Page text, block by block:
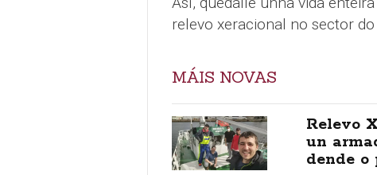
relevo xeracional no sector
MÁIS NOVAS
Relevo
un
dende o